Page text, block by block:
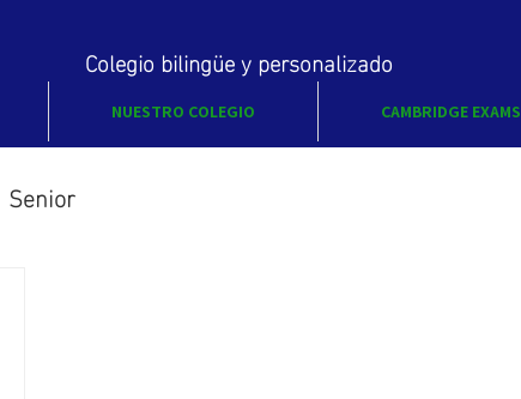
Colegio bilingüe y personalizado
NUESTRO COLEGIO CAMBRIDGE EXAMS
Senior